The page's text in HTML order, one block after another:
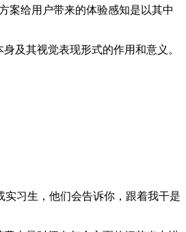
案给用户带来的体验感知是以其中
及其视觉表现形式的作用和意义。
习生，他们会告诉你，跟着我干是